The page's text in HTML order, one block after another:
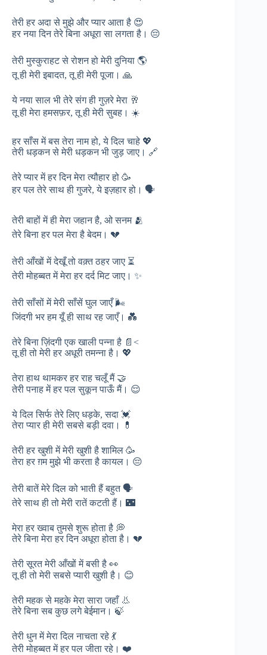
तेरी हर अदा से मुझे और प्यार आता है 😍
हर नया दिन तेरे बिना अधूरा सा लगता है। 😔
तेरी मुस्कुराहट से रोशन हो मेरी दुनिया 🌎
तू ही मेरी इबादत, तू ही मेरी पूजा। 🙏
ये नया साल भी तेरे संग ही गुज़रे मेरा 🥂
तू ही मेरा हमसफ़र, तू ही मेरी सुबह। ☀️
हर साँस में बस तेरा नाम हो, ये दिल चाहे 💖
तेरी धड़कन से मेरी धड़कन भी जुड़ जाए। 🔗
तेरे प्यार में हर दिन मेरा त्यौहार हो 🥳
हर पल तेरे साथ ही गुजरे, ये इज़हार हो। 🗣️
तेरी बाहों में ही मेरा जहान है, ओ सनम 🫂
तेरे बिना हर पल मेरा है बेदम। 💔
तेरी आँखों में देखूँ तो वक़्त ठहर जाए ⏳
तेरी मोहब्बत में मेरा हर दर्द मिट जाए। ✨
तेरी साँसों में मेरी साँसें घुल जाएँ 🌬️
जिंदगी भर हम यूँ ही साथ रह जाएँ। 💑
तेरे बिना ज़िंदगी एक खाली पन्ना है 📄<
तू ही तो मेरी हर अधूरी तमन्ना है। 💖
तेरा हाथ थामकर हर राह चलूँ मैं 🤝
तेरी पनाह में हर पल सुकून पाऊँ मैं। 😌
ये दिल सिर्फ तेरे लिए धड़के, सदा 💓
तेरा प्यार ही मेरी सबसे बड़ी दवा। 💊
तेरी हर खुशी में मेरी खुशी है शामिल 🥳
तेरा हर ग़म मुझे भी करता है कायल। 😔
तेरी बातें मेरे दिल को भाती हैं बहुत 🗣️
तेरे साथ ही तो मेरी रातें कटती हैं। 🌃
मेरा हर ख्वाब तुमसे शुरू होता है 💭
तेरे बिना मेरा हर दिन अधूरा होता है। 💔
तेरी सूरत मेरी आँखों में बसी है 👀
तू ही तो मेरी सबसे प्यारी खुशी है। 😊
तेरी महक से महके मेरा सारा जहाँ 👃
तेरे बिना सब कुछ लगे बेईमान। 🍃
तेरी धुन में मेरा दिल नाचता रहे 💃
तेरी मोहब्बत में हर पल जीता रहे। ❤️